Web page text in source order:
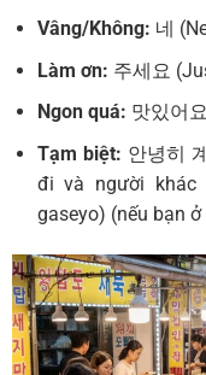
Vâng/Không: 네
Làm ơn: 주세요
Ngon quá: 맛있어
Tạm biệt: 안녕히
đi và người khác
gaseyo) (nếu bạn